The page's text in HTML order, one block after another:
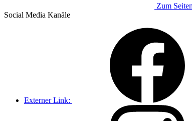
Zum
Social Media Kanäle
Externer Link: